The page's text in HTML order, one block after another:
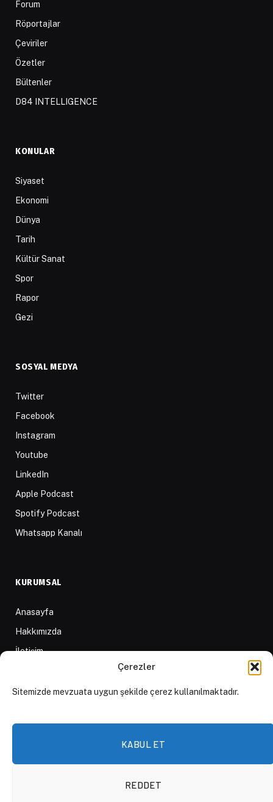
Çerezler
Sitemizde mevzuata uygun şekilde çerez kullanılmaktadır.
KABUL ET
REDDET
Forum
Röportajlar
Çeviriler
Özetler
Bültenler
D84 INTELLIGENCE
KONULAR
Siyaset
Ekonomi
Dünya
Tarih
Kültür Sanat
Spor
Rapor
Gezi
SOSYAL MEDYA
Twitter
Facebook
Instagram
Youtube
LinkedIn
Apple Podcast
Spotify Podcast
Whatsapp Kanalı
KURUMSAL
Anasayfa
Hakkımızda
İletişim
D84 Yayınları